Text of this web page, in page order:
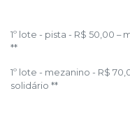
1º lote - pista - R$ 50,00
**
1º lote - mezanino - R$
solidário **